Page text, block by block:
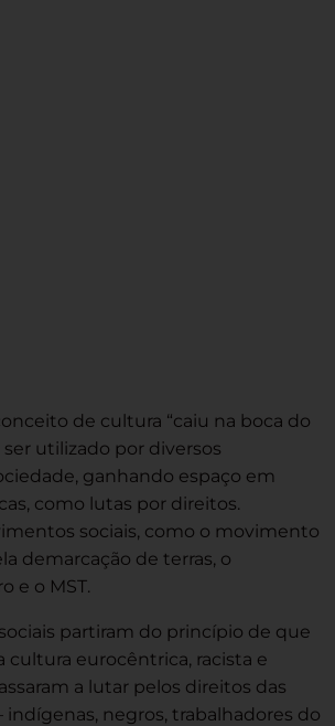
de cultura “caiu na boca do
ser utilizado por diversos
ganhando espaço em
como lutas por direitos.
sociais, como o movimento
demarcação de terras, o
e o MST.
partiram do princípio de que
cultura eurocêntrica, racista e
a lutar pelos direitos das
indígenas, negros, trabalhadores do